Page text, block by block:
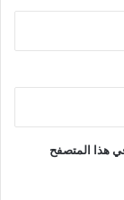
هذا المتصفح